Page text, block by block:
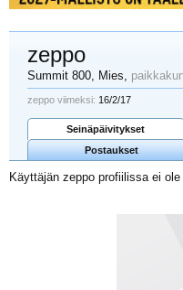
zeppo
Summit 800 , Mies,
zeppo viimeksi: 16/2/17
Seinäpäivitykset
Postaukset
Käyttäjän zeppo profiilissa ei ole